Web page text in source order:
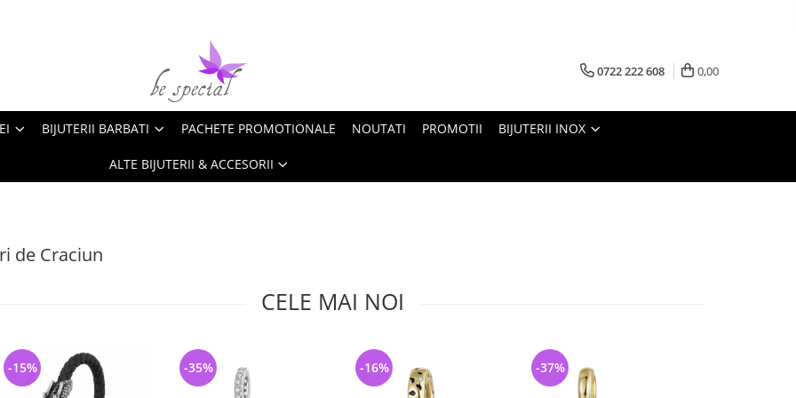
0722 222 608 0,00
BIJUTERII BARBATI PACHETE PROMOTIONALE NOUTATI PROMOTII BIJUTERII INOX
ALTE BIJUTERII & ACCESORII
de Craciun
CELE MAI NOI
-15% -35% -16% -37%